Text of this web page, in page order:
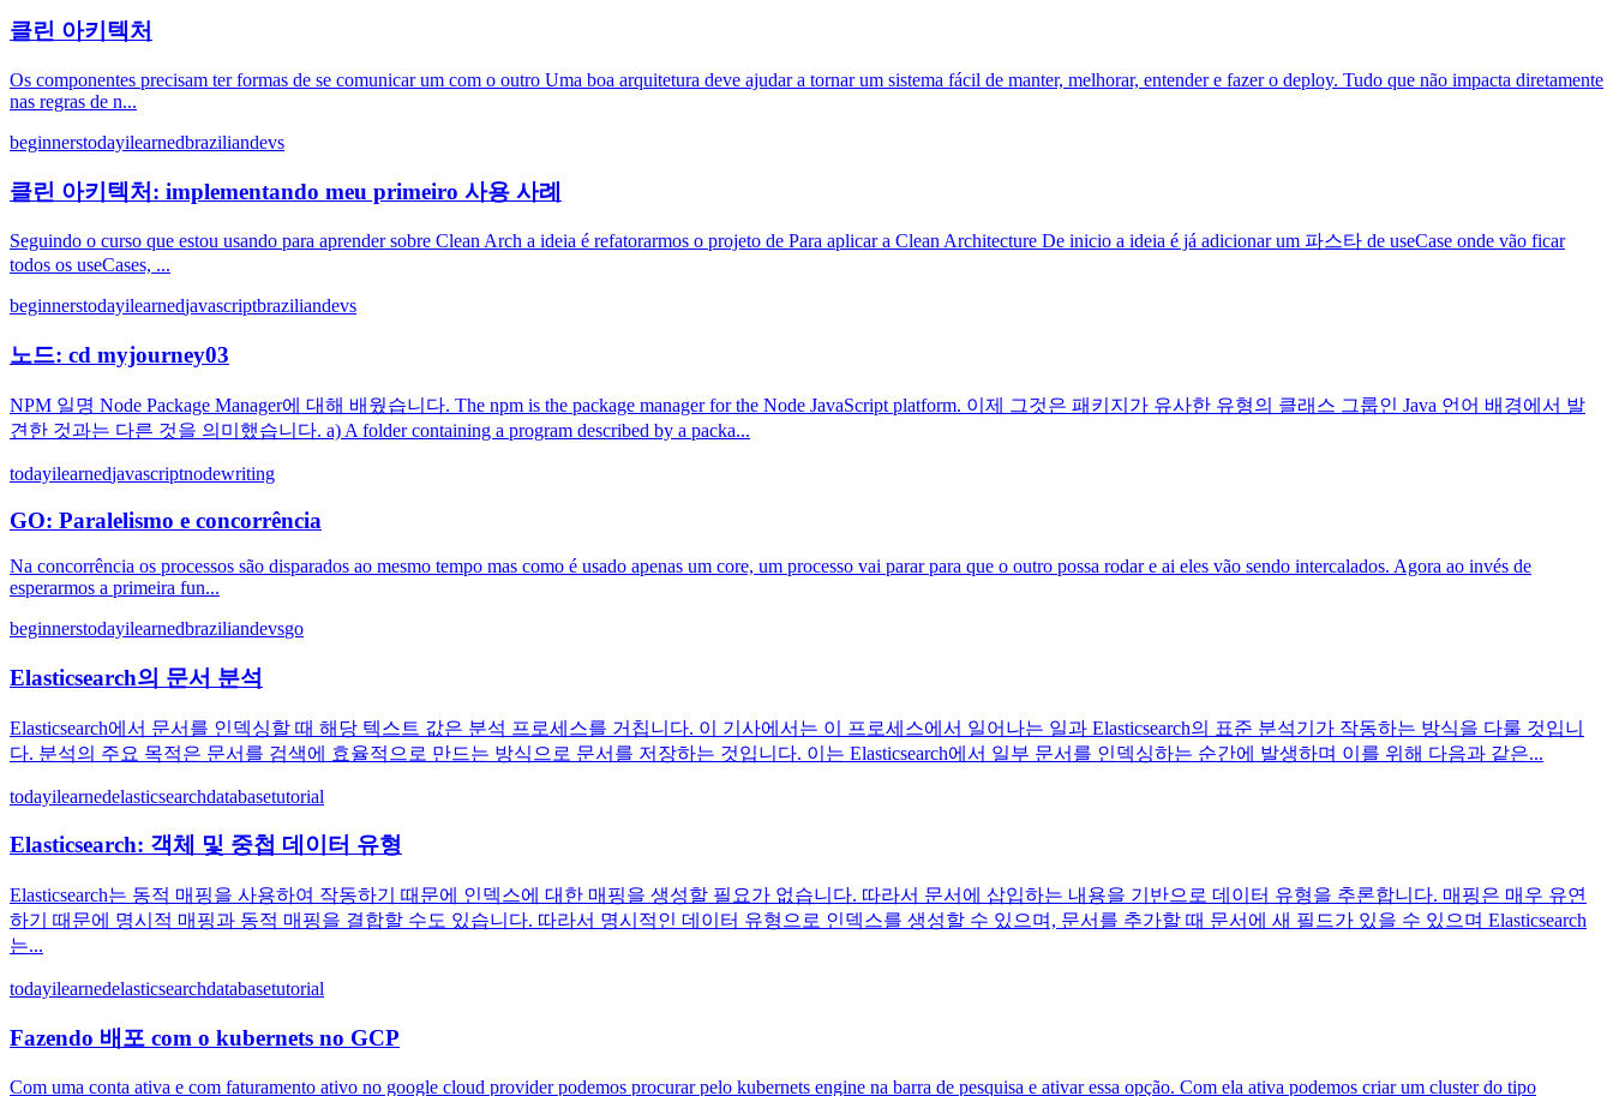
클린 아키텍처
Os componentes precisam ter formas de se comunicar um com o outro Uma boa arquitetura deve ajudar a tornar um sistema fácil de manter, melhorar, entender e fazer o deploy. Tudo que não impacta diretamente
nas regras de n...
beginnerstodayilearnedbraziliandevs
클린 아키텍처: implementando meu primeiro 사용 사례
Seguindo o curso que estou usando para aprender sobre Clean Arch a ideia é refatorarmos o projeto de Para aplicar a Clean Architecture De inicio a ideia é já adicionar um 파스타 de useCase onde vão ficar
todos os useCases, ...
beginnerstodayilearnedjavascriptbraziliandevs
노드: cd myjourney03
NPM 일명 Node Package Manager에 대해 배웠습니다. The npm is the package manager for the Node JavaScript platform. 이제 그것은 패키지가 유사한 유형의 클래스 그룹인 Java 언어 배경에서 발
견한 것과는 다른 것을 의미했습니다. a) A folder containing a program described by a packa...
todayilearnedjavascriptnodewriting
GO: Paralelismo e concorrência
Na concorrência os processos são disparados ao mesmo tempo mas como é usado apenas um core, um processo vai parar para que o outro possa rodar e ai eles vão sendo intercalados. Agora ao invés de
esperarmos a primeira fun...
beginnerstodayilearnedbraziliandevsgo
Elasticsearch의 문서 분석
Elasticsearch에서 문서를 인덱싱할 때 해당 텍스트 값은 분석 프로세스를 거칩니다. 이 기사에서는 이 프로세스에서 일어나는 일과 Elasticsearch의 표준 분석기가 작동하는 방식을 다룰 것입니
다. 분석의 주요 목적은 문서를 검색에 효율적으로 만드는 방식으로 문서를 저장하는 것입니다. 이는 Elasticsearch에서 일부 문서를 인덱싱하는 순간에 발생하며 이를 위해 다음과 같은...
todayilearnedelasticsearchdatabasetutorial
Elasticsearch: 객체 및 중첩 데이터 유형
Elasticsearch는 동적 매핑을 사용하여 작동하기 때문에 인덱스에 대한 매핑을 생성할 필요가 없습니다. 따라서 문서에 삽입하는 내용을 기반으로 데이터 유형을 추론합니다. 매핑은 매우 유연
하기 때문에 명시적 매핑과 동적 매핑을 결합할 수도 있습니다. 따라서 명시적인 데이터 유형으로 인덱스를 생성할 수 있으며, 문서를 추가할 때 문서에 새 필드가 있을 수 있으며 Elasticsearch
는...
todayilearnedelasticsearchdatabasetutorial
Fazendo 배포 com o kubernets no GCP
Com uma conta ativa e com faturamento ativo no google cloud provider podemos procurar pelo kubernets engine na barra de pesquisa e ativar essa opção. Com ela ativa podemos criar um cluster do tipo